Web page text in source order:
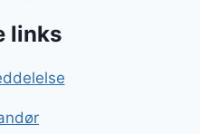
links